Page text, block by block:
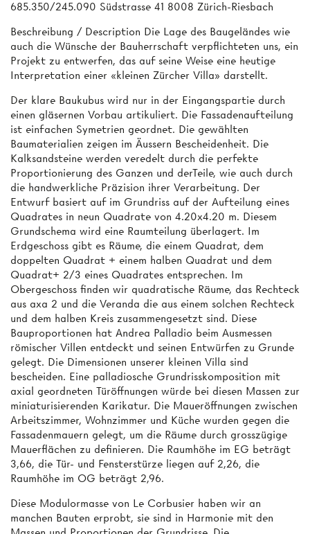
685.350/245.090 Südstrasse 41 8008 Zürich-Riesbach
Beschreibung / Description Die Lage des Baugeländes wie
auch die Wünsche der Bauherrschaft verpflichteten uns, ein
Projekt zu entwerfen, das auf seine Weise eine heutige
Interpretation einer «kleinen Zürcher Villa» darstellt.
Der klare Baukubus wird nur in der Eingangspartie durch
einen gläsernen Vorbau artikuliert. Die Fassadenaufteilung
ist einfachen Symetrien geordnet. Die gewählten
Baumaterialien zeigen im Äussern Bescheidenheit. Die
Kalksandsteine werden veredelt durch die perfekte
Proportionierung des Ganzen und derTeile, wie auch durch
die handwerkliche Präzision ihrer Verarbeitung. Der
Entwurf basiert auf im Grundriss auf der Aufteilung eines
Quadrates in neun Quadrate von 4.20x4.20 m. Diesem
Grundschema wird eine Raumteilung überlagert. Im
Erdgeschoss gibt es Räume, die einem Quadrat, dem
doppelten Quadrat + einem halben Quadrat und dem
Quadrat+ 2/3 eines Quadrates entsprechen. Im
Obergeschoss finden wir quadratische Räume, das Rechteck
aus axa 2 und die Veranda die aus einem solchen Rechteck
und dem halben Kreis zusammengesetzt sind. Diese
Bauproportionen hat Andrea Palladio beim Ausmessen
römischer Villen entdeckt und seinen Entwürfen zu Grunde
gelegt. Die Dimensionen unserer kleinen Villa sind
bescheiden. Eine palladiosche Grundrisskomposition mit
axial geordneten Türöffnungen würde bei diesen Massen zur
miniaturisierenden Karikatur. Die Maueröffnungen zwischen
Arbeitszimmer, Wohnzimmer und Küche wurden gegen die
Fassadenmauern gelegt, um die Räume durch grosszügige
Mauerflächen zu definieren. Die Raumhöhe im EG beträgt
3,66, die Tür- und Fensterstürze liegen auf 2,26, die
Raumhöhe im OG beträgt 2,96.
Diese Modulormasse von Le Corbusier haben wir an
manchen Bauten erprobt, sie sind in Harmonie mit den